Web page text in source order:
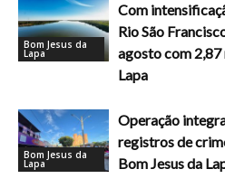
Bom Jesus da
Lapa
Com
Rio São
agosto com 2,87
Lapa
Bom Jesus da
Lapa
Operação
registros de
Bom Jesus da